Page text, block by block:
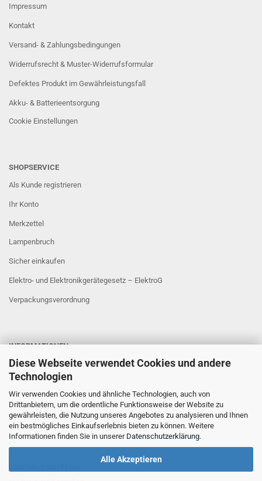
Diese Webseite verwendet Cookies und andere
Technologien
Wir verwenden Cookies und ähnliche Technologien, auch von
Drittanbietern, um die ordentliche Funktionsweise der Website zu
gewährleisten, die Nutzung unseres Angebotes zu analysieren und Ihnen
ein bestmögliches Einkaufserlebnis bieten zu können. Weitere
Informationen finden Sie in unserer Datenschutzerklärung.
Alle Akzeptieren
Impressum
Kontakt
Versand- & Zahlungsbedingungen
Widerrufsrecht & Muster-Widerrufsformular
Defektes Produkt im Gewährleistungsfall
Akku- & Batterieentsorgung
Cookie Einstellungen
SHOPSERVICE
Als Kunde registrieren
Ihr Konto
Merkzettel
Lampenbruch
Sicher einkaufen
Elektro- und Elektronikgerätegesetz – ElektroG
Verpackungsverordnung
INFORMATIONEN
Sicher Einkaufen